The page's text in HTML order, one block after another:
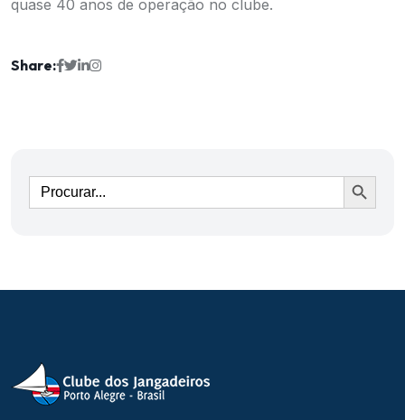
quase 40 anos de operação no clube.
Share:
Ir